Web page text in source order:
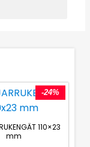
-24%
110×23
mm